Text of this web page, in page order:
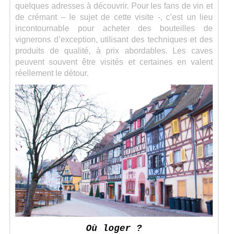
quelques adresses à découvrir. Pour les fans de vin et
de crémant – le sujet de cette visite -, c’est un lieu
incontournable pour acheter des bouteilles de
vignerons d’exception, utilisant des techniques et des
produits de qualité, à prix abordables. Les caves
peuvent souvent être visités et certaines en valent
réellement le détour.
Où loger ?